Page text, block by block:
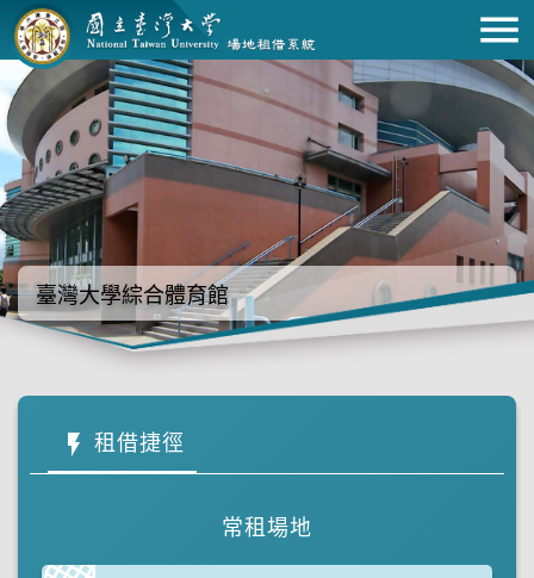
menu
跳到主要內容會員登入 網站導覽 English
租借場地
租借置物櫃
回數票
個人票證
運動指導
場地地圖
環景導覽
臺灣大學綜合體育館
flash_on 租借捷徑
常租場地